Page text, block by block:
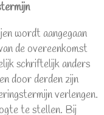
wordt aangegaan
de overeenkomst
schriftelijk anders
door derden zijn
verlengen.
te stellen. Bij